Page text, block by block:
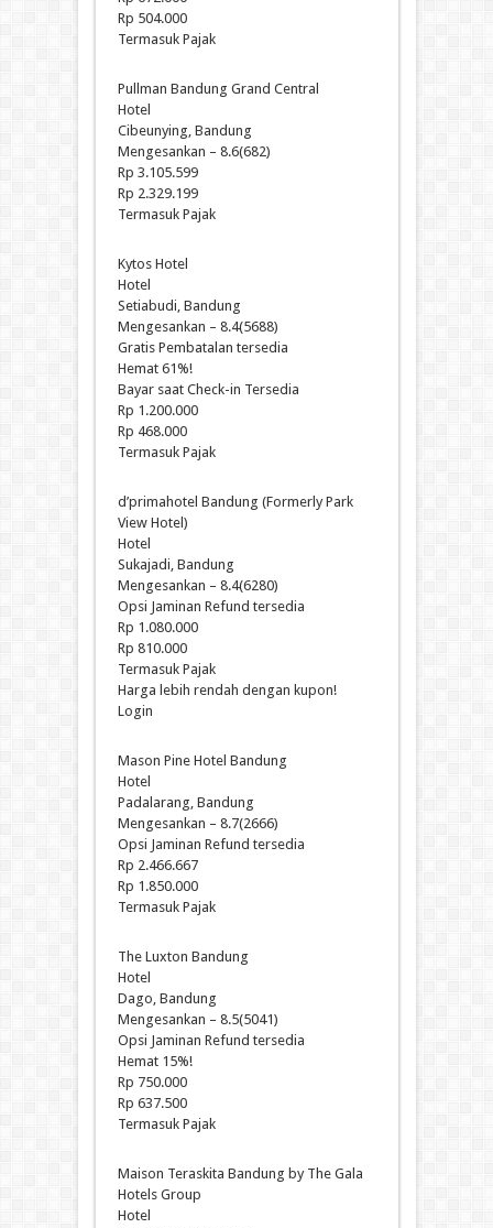
Rp 504.000
Termasuk Pajak
Pullman Bandung Grand Central
Hotel
Cibeunying, Bandung
Mengesankan – 8.6(682)
Rp 3.105.599
Rp 2.329.199
Termasuk Pajak
Kytos Hotel
Hotel
Setiabudi, Bandung
Mengesankan – 8.4(5688)
Gratis Pembatalan tersedia
Hemat 61%!
Bayar saat Check-in Tersedia
Rp 1.200.000
Rp 468.000
Termasuk Pajak
d’primahotel Bandung (Formerly Park
View Hotel)
Hotel
Sukajadi, Bandung
Mengesankan – 8.4(6280)
Opsi Jaminan Refund tersedia
Rp 1.080.000
Rp 810.000
Termasuk Pajak
Harga lebih rendah dengan kupon!
Login
Mason Pine Hotel Bandung
Hotel
Padalarang, Bandung
Mengesankan – 8.7(2666)
Opsi Jaminan Refund tersedia
Rp 2.466.667
Rp 1.850.000
Termasuk Pajak
The Luxton Bandung
Hotel
Dago, Bandung
Mengesankan – 8.5(5041)
Opsi Jaminan Refund tersedia
Hemat 15%!
Rp 750.000
Rp 637.500
Termasuk Pajak
Maison Teraskita Bandung by The Gala
Hotels Group
Hotel